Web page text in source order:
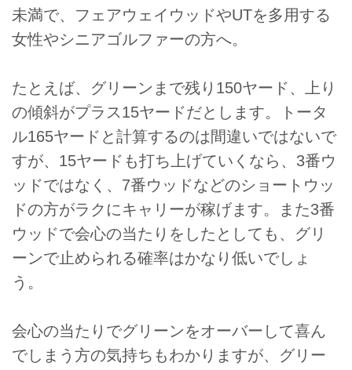
未満で、フェアウェイウッドやUTを多用する
女性やシニアゴルファーの方へ。
たとえば、グリーンまで残り150ヤード、上り
の傾斜がプラス15ヤードだとします。トータ
ル165ヤードと計算するのは間違いではないで
すが、15ヤードも打ち上げていくなら、3番ウ
ッドではなく、7番ウッドなどのショートウッ
ドの方がラクにキャリーが稼げます。また3番
ウッドで会心の当たりをしたとしても、グリ
ーンで止められる確率はかなり低いでしょ
う。
会心の当たりでグリーンをオーバーして喜ん
でしまう方の気持ちもわかりますが、グリー